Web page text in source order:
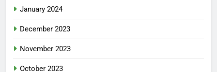
January 2024
December 2023
November 2023
October 2023